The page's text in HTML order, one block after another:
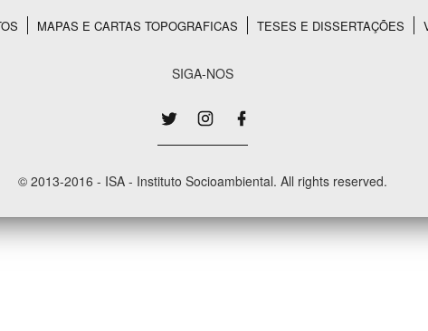
Área Protegida
MAPAS E CARTAS TOPOGRAFICAS TESES E DISSERTAÇÕES
SIGA-NOS
© 2013-2016 - ISA - Instituto Socioambiental. All rights reserved.